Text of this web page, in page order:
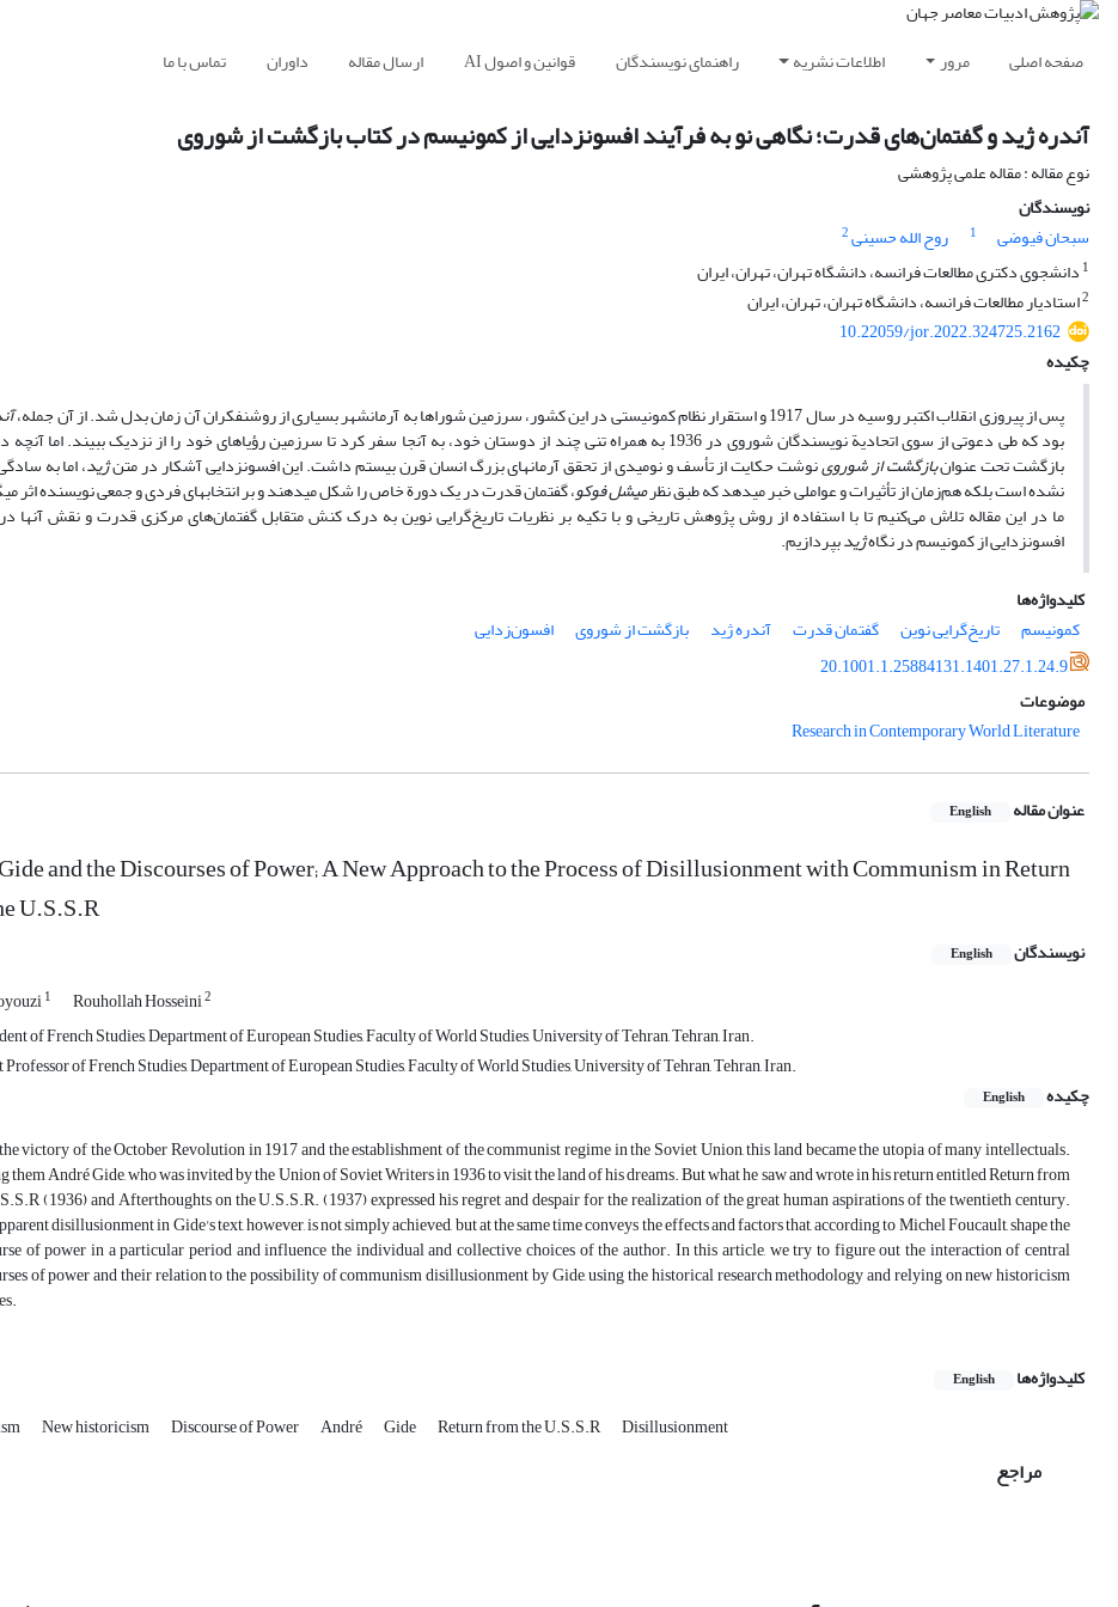
صفحه اصلی مرور اطلاعات نشریه راهنمای نویسندگان قوانین و اصول AI ارسال مقاله داوران تماس با ما
آندره ژید و گفتمان‌های قدرت؛ نگاهی نو به فرآیند افسون‏زدایی از کمونیسم در کتاب بازگشت از شوروی
نوع مقاله : مقاله علمی پژوهشی
نویسندگان
سبحان فیوضی
1 روح الله حسینی2
1 دانشجوی دکتری مطالعات فرانسه، دانشگاه تهران، تهران، ایران
2استادیار مطالعات فرانسه، دانشگاه تهران، تهران، ایران
10.22059/jor.2022.324725.2162
چکیده
پس از پیروزی انقلاب اکتبر روسیه در سال 1917 و استقرار نظام کمونیستی در این کشور، سرزمین شوراها به آرمان‏شهر بسیاری از روشنفکران آن زمان بدل شد. از آن جمله،
بود که طی دعوتی از سوی اتحادیة نویسندگان شوروی در 1936 به همراه تنی چند از دوستان خود، به آنجا سفر کرد تا سرزمین رؤیاهای خود را از نزدیک ببیند. اما
بازگشت تحت عنوانبازگشت از شوروینوشت حکایت از تأسف و نومیدی از تحقق آرمان‏های بزرگ انسان قرن بیستم داشت. این افسون‏زدایی آشکار در متنژید، اما به
نشده است بلکه هم‌زمان از تأثیرات و عواملی خبر می‏دهد که طبق نظرمیشل فوکو، گفتمان قدرت در یک دورة خاص را شکل می‏دهند و بر انتخاب‏های فردی و جمعی نویسنده اثر
ما در این مقاله تلاش می‌کنیم تا با استفاده از روش پژوهش تاریخی و با تکیه بر نظریات تاریخ‌گرایی نوین به درک کنش متقابل گفتمان‌های مرکزی قدرت و نقش آنها
افسون‏زدایی از کمونیسم در نگاهژیدبپردازیم.
کلیدواژه‌ها
کمونیسم
تاریخ‌گرایی نوین گفتمان قدرت آندره ژید بازگشت از شوروی
افسون‌زدایی
20.1001.1.25884131.1401.27.1.24.9
موضوعات
Research in Contemporary World Literature
عنوان مقاله English
and the Discourses of Power; A New Approach to the Process of Disillusionment with Communism in Return
U.S.S.R
نویسندگان English
1 Rouhollah Hosseini2
of French Studies, Department of European Studies, Faculty of World Studies, University of Tehran, Tehran, Iran.
of French Studies, Department of European Studies, Faculty of World Studies, University of Tehran, Tehran, Iran.
چکیده
English
victory of the October Revolution in 1917 and the establishment of the communist regime in the Soviet Union, this land became the utopia of many intellectuals.
them André Gide, who was invited by the Union of Soviet Writers in 1936 to visit the land of his dreams. But what he saw and wrote in his return entitled Return from
(1936) and Afterthoughts on the U.S.S.R. (1937) expressed his regret and despair for the realization of the great human aspirations of the twentieth century.
disillusionment in Gide's text, however, is not simply achieved, but at the same time conveys the effects and factors that, according to Michel Foucault, shape the
of power in a particular period and influence the individual and collective choices of the author. In this article, we try to figure out the interaction of central
of power and their relation to the possibility of communism disillusionment by Gide, using the historical research methodology and relying on new historicism
کلیدواژه‌ها English
New historicism Discourse of Power André Gide Return from the U.S.S.R Disillusionment
مراجع